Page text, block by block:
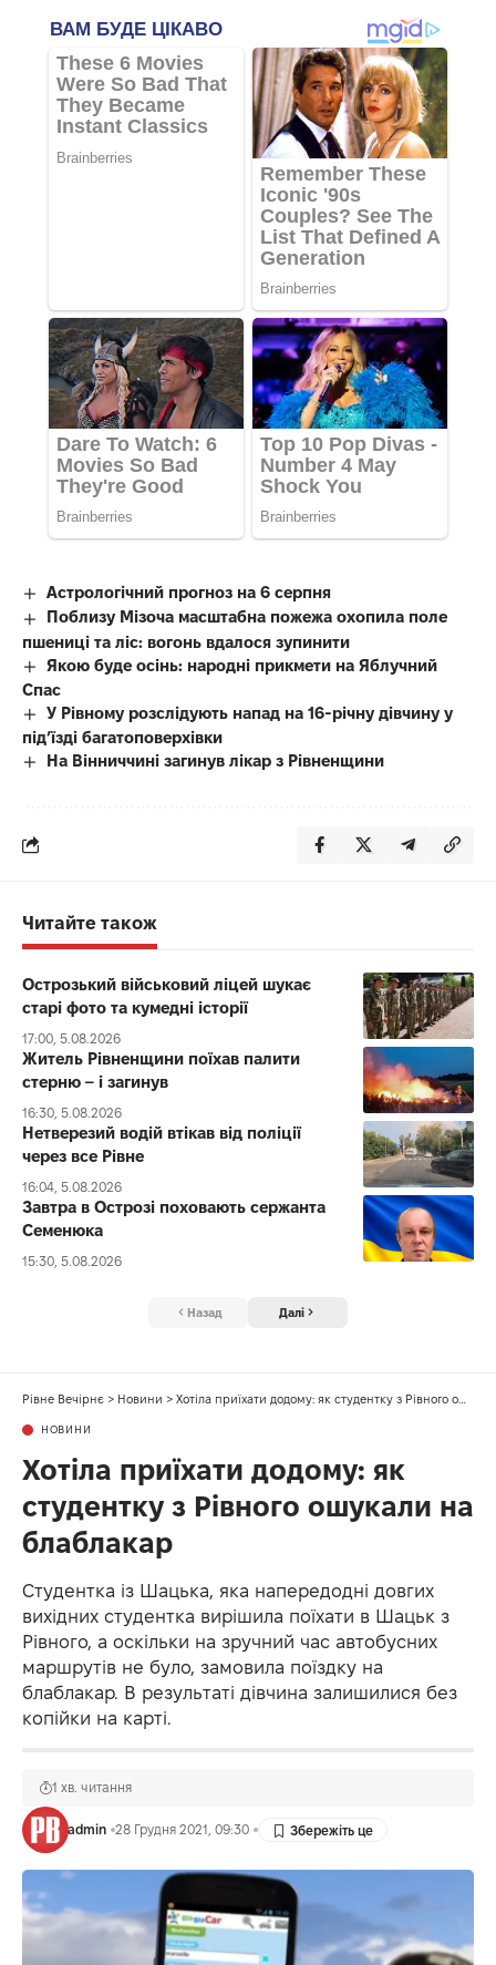
Астрологічний прогноз на 6 серпня
Поблизу Мізоча масштабна пожежа охопила поле
пшениці та ліс: вогонь вдалося зупинити
Якою буде осінь: народні прикмети на Яблучний
Спас
У Рівному розслідують напад на 16-річну дівчину у
під’їзді багатоповерхівки
На Вінниччині загинув лікар з Рівненщини
Читайте також
Острозький військовий ліцей шукає
старі фото та кумедні історії
17:00, 5.08.2026
Житель Рівненщини поїхав палити
стерню – і загинув
16:30, 5.08.2026
Нетверезий водій втікав від поліції
через все Рівне
16:04, 5.08.2026
Завтра в Острозі поховають сержанта
Семенюка
15:30, 5.08.2026
Назад Далі
Рівне Вечірнє > Новини > Хотіла приїхати додому: як студентку з Рівного ошукали на блаблакар
НОВИНИ
Хотіла приїхати додому: як
студентку з Рівного ошукали на
блаблакар
Студентка із Шацька, яка напередодні довгих
вихідних студентка вирішила поїхати в Шацьк з
Рівного, а оскільки на зручний час автобусних
маршрутів не було, замовила поїздку на
блаблакар. В результаті дівчина залишилися без
копійки на карті.
admin 28 Грудня 2021, 09:30
1 хв. читання